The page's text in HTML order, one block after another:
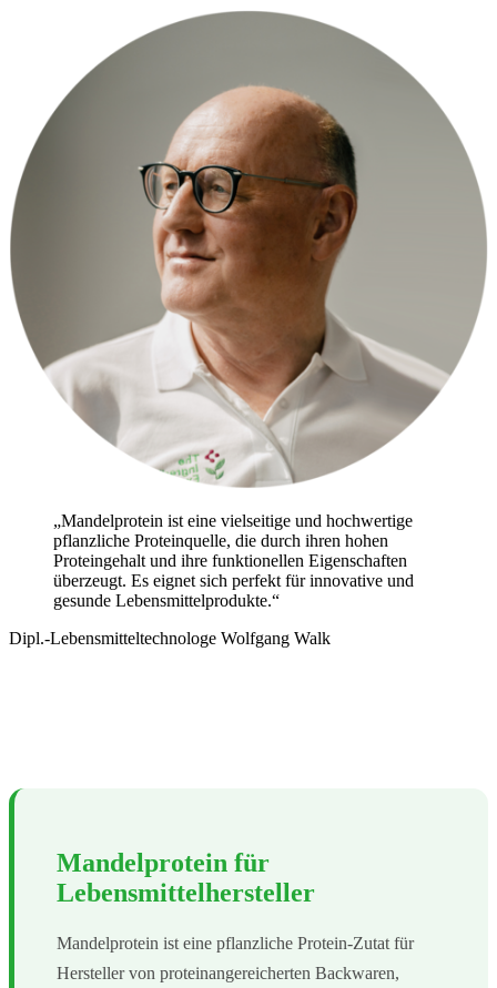
„Mandelprotein ist eine vielseitige und hochwertige
pflanzliche Proteinquelle, die durch ihren hohen
Proteingehalt und ihre funktionellen Eigenschaften
überzeugt. Es eignet sich perfekt für innovative und
gesunde Lebensmittelprodukte.“
Dipl.-Lebensmitteltechnologe Wolfgang Walk
Mandelprotein für
Lebensmittelhersteller
Mandelprotein ist eine pflanzliche Protein-Zutat für
Hersteller von proteinangereicherten Backwaren,